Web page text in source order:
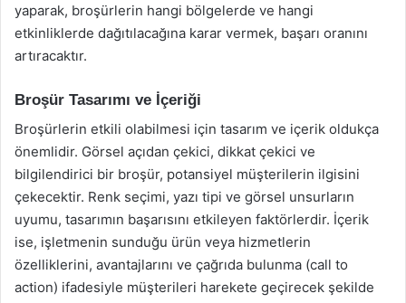
yaparak, broşürlerin hangi bölgelerde ve hangi
etkinliklerde dağıtılacağına karar vermek, başarı oranını
artıracaktır.
Broşür Tasarımı ve İçeriği
Broşürlerin etkili olabilmesi için tasarım ve içerik oldukça
önemlidir. Görsel açıdan çekici, dikkat çekici ve
bilgilendirici bir broşür, potansiyel müşterilerin ilgisini
çekecektir. Renk seçimi, yazı tipi ve görsel unsurların
uyumu, tasarımın başarısını etkileyen faktörlerdir. İçerik
ise, işletmenin sunduğu ürün veya hizmetlerin
özelliklerini, avantajlarını ve çağrıda bulunma (call to
action) ifadesiyle müşterileri harekete geçirecek şekilde